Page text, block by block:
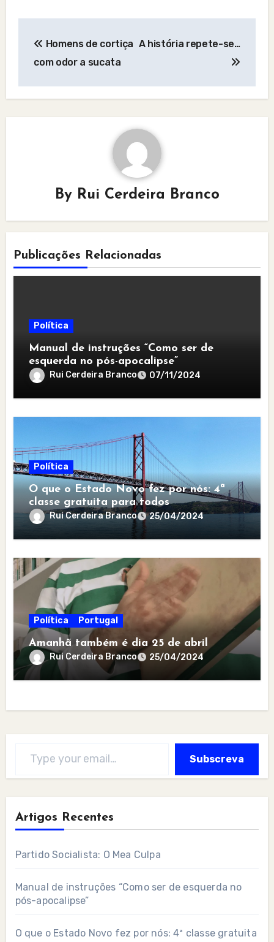
navigation
Homens de cortiça
com odor a sucata
A história repete-se…
By Rui Cerdeira Branco
Publicações Relacionadas
Política
Manual de instruções “Como ser de
esquerda no pós-apocalipse”
Rui Cerdeira Branco 07/11/2024
Política
O que o Estado Novo fez por nós: 4ª
classe gratuita para todos
Rui Cerdeira Branco 25/04/2024
Política Portugal
Amanhã também é dia 25 de abril
Rui Cerdeira Branco 25/04/2024
Subscreva
Artigos Recentes
Partido Socialista: O Mea Culpa
Manual de instruções “Como ser de esquerda no
pós-apocalipse”
O que o Estado Novo fez por nós: 4ª classe gratuita